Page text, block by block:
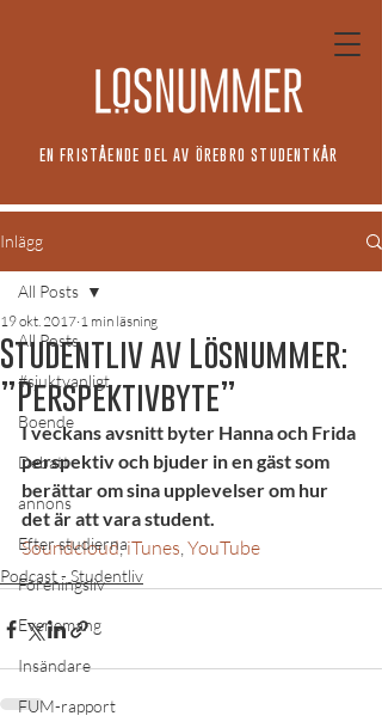
EN FRISTÅENDE DEL AV ÖREBRO STUDENTKÅR
Inlägg
All Posts
#sjuktvanligt
Boende
Debatt
annons
Efter studierna
Föreningsliv
Evenemang
Insändare
FUM-rapport
All Posts
Studentliv av Lösnummer:
”Perspektivbyte”
19 okt. 2017 1 min läsning
I veckans avsnitt byter Hanna och Frida
perspektiv och bjuder in en gäst som
berättar om sina upplevelser om hur
det är att vara student.
Soundcloud, iTunes, YouTube
Podcast - Studentliv